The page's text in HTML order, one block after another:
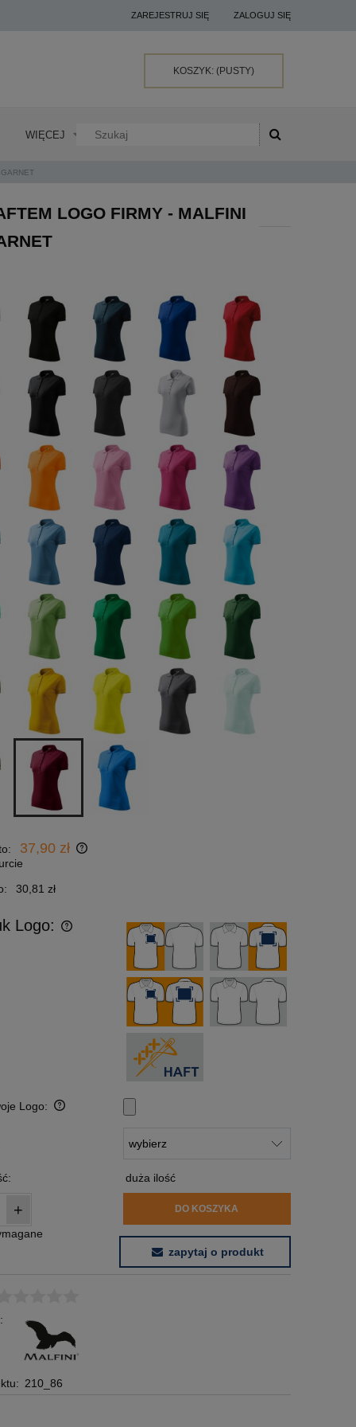
ZAREJESTRUJ SIĘ ZALOGUJ SIĘ
KOSZYK: (PUSTY)
WIĘCEJ
LOGO FIRMY - MALFINI
37,90 zł
30,81 zł
Logo:
Logo:
duża ilość
+ DO KOSZYKA
zapytaj o produkt
210_86